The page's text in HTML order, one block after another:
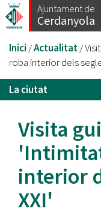
Vés
al
Ajuntament de
Cerdanyola
Esteu
aquí
Inici /Actualitat/
roba interior dels
La ciutat
Visita
interior
XXI'